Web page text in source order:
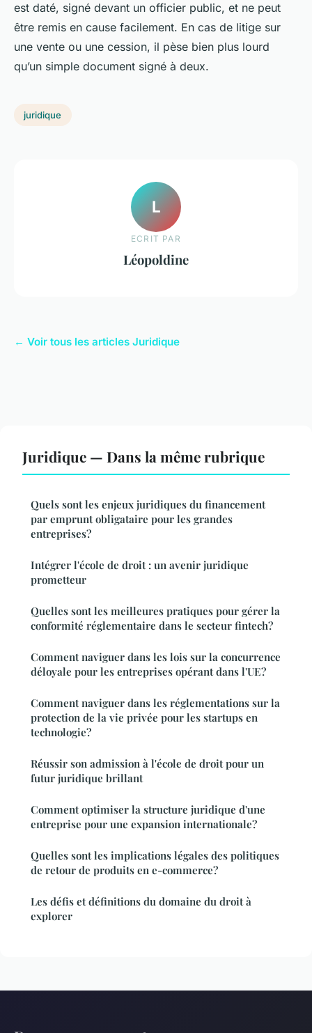
est daté, signé devant un officier public, et ne peut
être remis en cause facilement. En cas de litige sur
une vente ou une cession, il pèse bien plus lourd
qu’un simple document signé à deux.
juridique
L
ECRIT PAR
Léopoldine
← Voir tous les articles Juridique
Juridique — Dans la même rubrique
Quels sont les enjeux juridiques du financement
par emprunt obligataire pour les grandes
entreprises?
Intégrer l'école de droit : un avenir juridique
prometteur
Quelles sont les meilleures pratiques pour gérer la
conformité réglementaire dans le secteur fintech?
Comment naviguer dans les lois sur la concurrence
déloyale pour les entreprises opérant dans l'UE?
Comment naviguer dans les réglementations sur la
protection de la vie privée pour les startups en
technologie?
Réussir son admission à l'école de droit pour un
futur juridique brillant
Comment optimiser la structure juridique d'une
entreprise pour une expansion internationale?
Quelles sont les implications légales des politiques
de retour de produits en e-commerce?
Les défis et définitions du domaine du droit à
explorer